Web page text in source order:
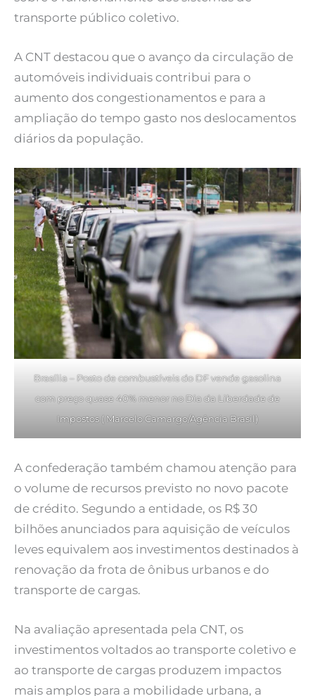
transporte público coletivo.
A CNT destacou que o avanço da circulação de
automóveis individuais contribui para o
aumento dos congestionamentos e para a
ampliação do tempo gasto nos deslocamentos
diários da população.
Brasília – Posto de combustíveis do DF vende gasolina
com preço quase 40% menor no Dia da Liberdade de
Impostos ( Marcelo Camargo/Agência Brasil)
A confederação também chamou atenção para
o volume de recursos previsto no novo pacote
de crédito. Segundo a entidade, os R$ 30
bilhões anunciados para aquisição de veículos
leves equivalem aos investimentos destinados à
renovação da frota de ônibus urbanos e do
transporte de cargas.
Na avaliação apresentada pela CNT, os
investimentos voltados ao transporte coletivo e
ao transporte de cargas produzem impactos
mais amplos para a mobilidade urbana, a